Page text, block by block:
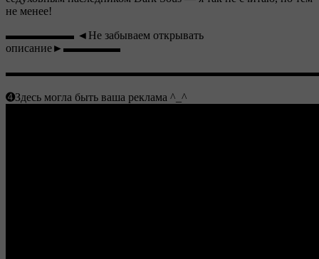
не менее!
▬▬▬▬▬▬ ◄Не забываем открывать
описание►▬▬▬▬▬
➍Здесь могла быть ваша реклама ^_^